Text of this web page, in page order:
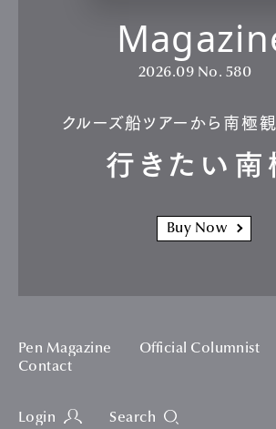
2026.09 No. 580
クルーズ船ツアーから南極
行きたい南
Buy Now
Pen Magazine Official Columnist
Contact
Login Search